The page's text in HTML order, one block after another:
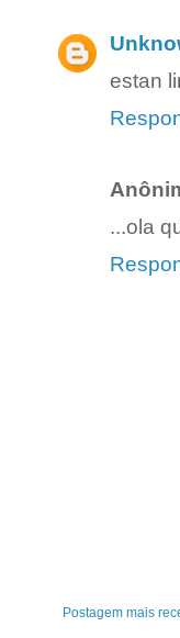
estan
...ola
Postagem mais